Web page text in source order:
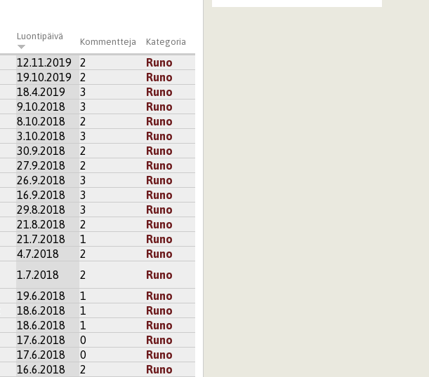
Luontipäivä
Kommentteja Kategoria
12.11.2019 2
Runo
19.10.2019 2
Runo
18.4.2019 3
Runo
9.10.2018 3
Runo
8.10.2018 2
Runo
3.10.2018 3
Runo
30.9.2018 2
Runo
27.9.2018 2
Runo
26.9.2018 3
Runo
16.9.2018 3
Runo
29.8.2018 3
Runo
21.8.2018 2
Runo
21.7.2018 1
Runo
4.7.2018 2
Runo
1.7.2018 2
Runo
19.6.2018 1
Runo
18.6.2018 1
Runo
18.6.2018 1
Runo
17.6.2018 0
Runo
17.6.2018 0
Runo
16.6.2018 2
Runo